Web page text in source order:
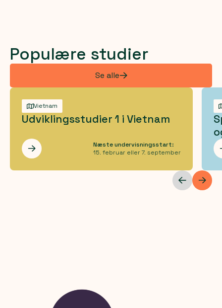
Populære studier
Se alle
Vietnam
Udviklingsstudier 1 i Vietnam
Les mer
Næste undervisningsstart:
15. februar eller 7. september